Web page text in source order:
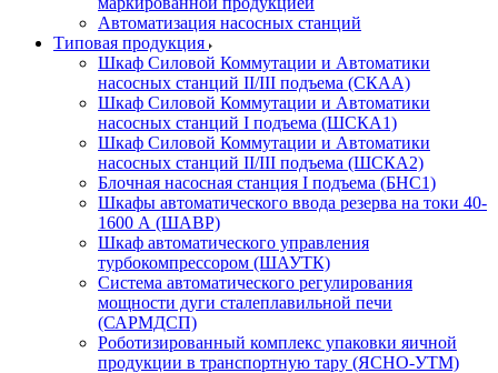
Автоматизация насосных станций
Типовая продукция
Шкаф Силовой Коммутации и Автоматики
насосных станций II/III подъема (СКАА)
Шкаф Силовой Коммутации и Автоматики
насосных станций I подъема (ШСКА1)
Шкаф Силовой Коммутации и Автоматики
насосных станций II/III подъема (ШСКА2)
Блочная насосная станция I подъема (БНС1)
Шкафы автоматического ввода резерва на токи 40-
1600 А (ШАВР)
Шкаф автоматического управления
турбокомпрессором (ШАУТК)
Система автоматического регулирования
мощности дуги сталеплавильной печи
(САРМДСП)
Роботизированный комплекс упаковки яичной
продукции в транспортную тару (ЯСНО-УТМ)